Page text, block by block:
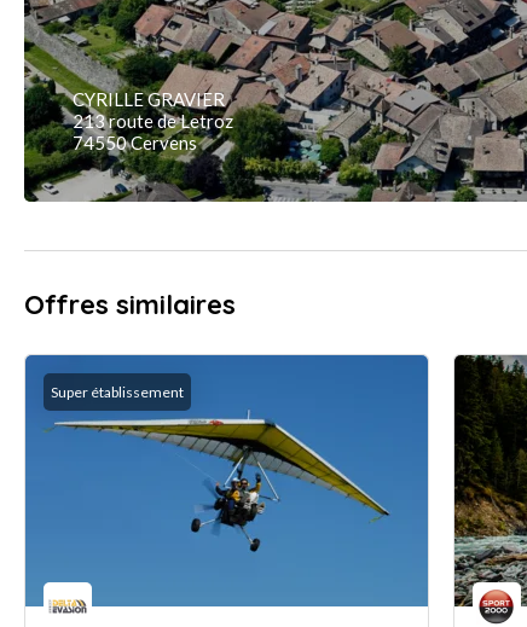
CYRILLE GRAVIER
213 route de Letroz
74550 Cervens
Offres similaires
Super établissement